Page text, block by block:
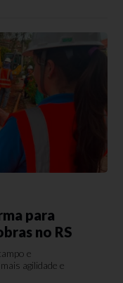
para
no RS
e
agilidade e